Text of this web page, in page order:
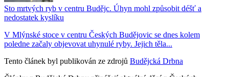
Sto mrtvých ryb v centru Budějc. Úhyn mohl způsobit déšť a
nedostatek kyslíku
V Mlýnské stoce v centru Českých Budějovic se dnes kolem
poledne začaly objevovat uhynulé ryby. Jejich těla...
Tento článek byl publikován ze zdrojů Budějcká Drbna